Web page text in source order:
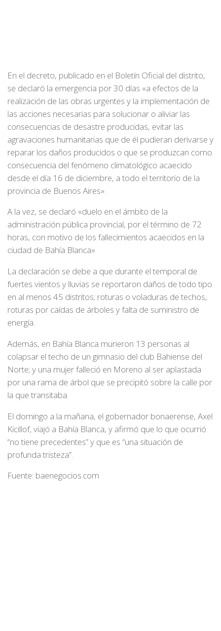
En el decreto, publicado en el Boletín Oficial del distrito,
se declaró la emergencia por 30 días «a efectos de la
realización de las obras urgentes y la implementación de
las acciones necesarias para solucionar o aliviar las
consecuencias de desastre producidas, evitar las
agravaciones humanitarias que de él pudieran derivarse y
reparar los daños producidos o que se produzcan como
consecuencia del fenómeno climatológico acaecido
desde el día 16 de diciembre, a todo el territorio de la
provincia de Buenos Aires».
A la vez, se declaró «duelo en el ámbito de la
administración pública provincial, por el término de 72
horas, con motivo de los fallecimientos acaecidos en la
ciudad de Bahía Blanca»
La declaración se debe a que durante el temporal de
fuertes vientos y lluvias se reportaron daños de todo tipo
en al menos 45 distritos; roturas o voladuras de techos,
roturas por caídas de árboles y falta de suministro de
energía.
Además, en Bahía Blanca murieron 13 personas al
colapsar el techo de un gimnasio del club Bahiense del
Norte; y una mujer falleció en Moreno al ser aplastada
por una rama de árbol que se precipitó sobre la calle por
la que transitaba.
El domingo a la mañana, el gobernador bonaerense, Axel
Kicillof, viajó a Bahía Blanca, y afirmó que lo que ocurrió
“no tiene precedentes” y que es “una situación de
profunda tristeza”.
Fuente: baenegocios.com